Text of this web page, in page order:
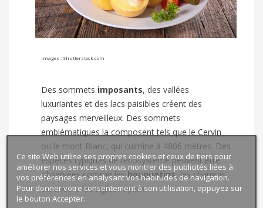
Images : Shutterstock.com
Des sommets imposants, des vallées
luxuriantes et des lacs paisibles créent des
paysages merveilleux. Des sommets
emblématiques la composent tels que le Cervin
ou le mont Blanc, qui culmine à 4806 mètres. Des
espèces typiques de l’écosystème peuvent être
observées comme les bouquetins, les chamois
ou encore les aigles royaux.
Ce site Web utilise ses propres cookies et ceux de tiers pour
améliorer nos services et vous montrer des publicités liées à
vos préférences en analysant vos habitudes de navigation.
Pour donner votre consentement à son utilisation, appuyez sur
le bouton Accepter.